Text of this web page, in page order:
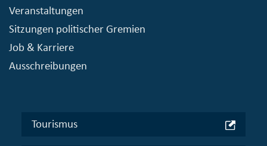
Veranstaltungen
Sitzungen politischer Gremien
Job & Karriere
Ausschreibungen
Tourismus